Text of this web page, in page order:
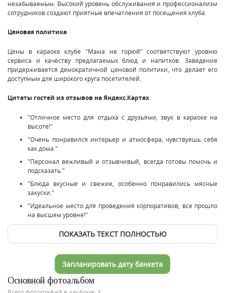
незабываемым. Высокий уровень обслуживания и профессионализм
сотрудников создают приятные впечатления от посещения клуба.
Ценовая политика
Цены в караоке клубе "Мама не горюй" соответствуют уровню
сервиса и качеству предлагаемых блюд и напитков. Заведение
придерживается демократичной ценовой политики, что делает его
доступным для широкого круга посетителей.
Цитаты гостей из отзывов на Яндекс.Картах
"Отличное место для отдыха с друзьями, звук в караоке на
высоте!"
"Очень понравился интерьер и атмосфера, чувствуешь себя
как дома."
"Персонал вежливый и отзывчивый, всегда готовы помочь и
подсказать."
"Блюда вкусные и свежие, особенно понравились мясные
закуски."
"Идеальное место для проведения корпоративов, все прошло
на высшем уровне!"
ПОКАЗАТЬ ТЕКСТ ПОЛНОСТЬЮ
Запланировать дату банкета
Основной фотоальбом